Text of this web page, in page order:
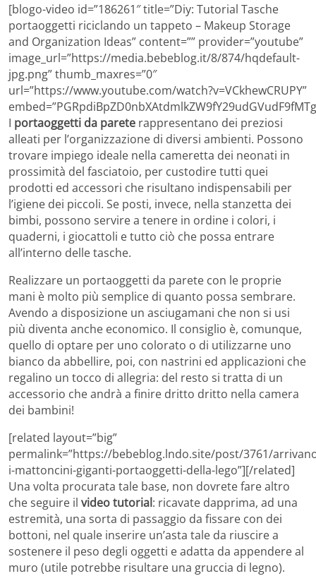
[blogo-video id=”186261″ title=”Diy: Tutorial Tasche
portaoggetti riciclando un tappeto – Makeup Storage
and Organization Ideas” content=”” provider=”youtube”
image_url=”https://media.bebeblog.it/8/874/hqdefault-
jpg.png” thumb_maxres=”0″
url=”https://www.youtube.com/watch?v=VCkhewCRUPY”
I portaoggetti da parete rappresentano dei preziosi
alleati per l’organizzazione di diversi ambienti. Possono
trovare impiego ideale nella cameretta dei neonati in
prossimità del fasciatoio, per custodire tutti quei
prodotti ed accessori che risultano indispensabili per
l’igiene dei piccoli. Se posti, invece, nella stanzetta dei
bimbi, possono servire a tenere in ordine i colori, i
quaderni, i giocattoli e tutto ciò che possa entrare
all’interno delle tasche.
Realizzare un portaoggetti da parete con le proprie
mani è molto più semplice di quanto possa sembrare.
Avendo a disposizione un asciugamani che non si usi
più diventa anche economico. Il consiglio è, comunque,
quello di optare per uno colorato o di utilizzarne uno
bianco da abbellire, poi, con nastrini ed applicazioni che
regalino un tocco di allegria: del resto si tratta di un
accessorio che andrà a finire dritto dritto nella camera
dei bambini!
[related layout=”big”
permalink=”https://bebeblog.lndo.site/post/3761/
i-mattoncini-giganti-portaoggetti-della-lego”][/related]
Una volta procurata tale base, non dovrete fare altro
che seguire il video tutorial: ricavate dapprima, ad una
estremità, una sorta di passaggio da fissare con dei
bottoni, nel quale inserire un’asta tale da riuscire a
sostenere il peso degli oggetti e adatta da appendere al
muro (utile potrebbe risultare una gruccia di legno).